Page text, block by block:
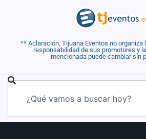
** Aclaración, Tijuana Eventos no
responsabilidad de sus promotores y
mencionada puede cambiar sin